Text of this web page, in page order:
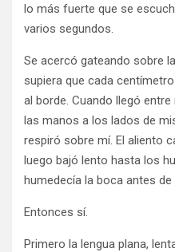
lo más fuerte que se
varios segundos.
Se acercó gateando sobre
supiera que cada
al borde. Cuando llegó
las manos a los lados de
respiró sobre mí. El aliento
luego bajó lento hasta los
humedecía la boca antes
Entonces sí.
Primero la lengua plana,